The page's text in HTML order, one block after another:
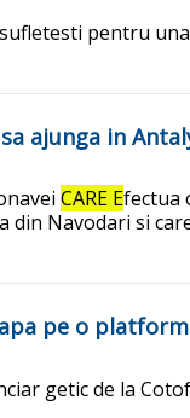
pentru
ajunga in
CARE Efectua
Navodari si
pe o
getic de la